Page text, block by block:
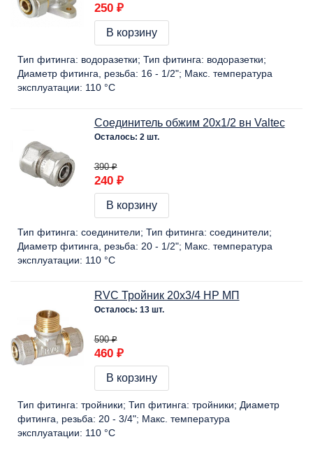
250 ₽
В корзину
Тип фитинга: водоразетки Тип фитинга: водоразетки
Диаметр фитинга, резьба: 16 - 1/2" Макс. температура
эксплуатации: 110 °C
Соединитель обжим 20х1/2 вн Valtec
Осталось: 2 шт.
390 ₽
240 ₽
В корзину
Тип фитинга: соединители Тип фитинга: соединители
Диаметр фитинга, резьба: 20 - 1/2" Макс. температура
эксплуатации: 110 °C
RVC Тройник 20х3/4 НР МП
Осталось: 13 шт.
590 ₽
460 ₽
В корзину
Тип фитинга: тройники Тип фитинга: тройники
Диаметр
фитинга, резьба: 20 - 3/4" Макс. температура
эксплуатации: 110 °C